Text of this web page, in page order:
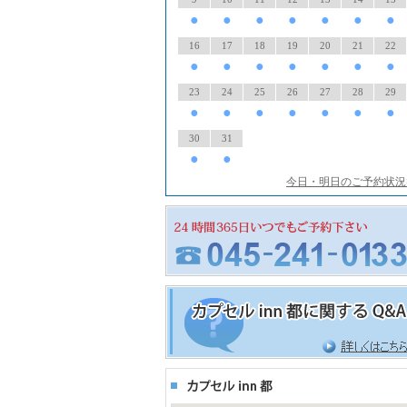
● ● ● ● ● ● ●
16
●
17
●
18
●
19
●
20
●
21
●
22
●
23
●
24
●
25
●
26
●
27
●
28
●
29
●
30
●
31
●
今日・明日のご予約状